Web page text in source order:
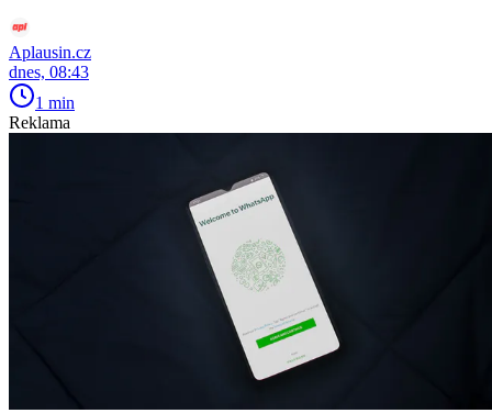
Aplausin.cz
dnes, 08:43
1 min
Reklama